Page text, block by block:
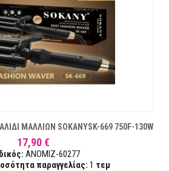
ΜΑΛΛΙΩΝ SOKANYSK-669 750F-130W
17,90 €
ANOMIZ-60277
παραγγελίας: 1 τεμ